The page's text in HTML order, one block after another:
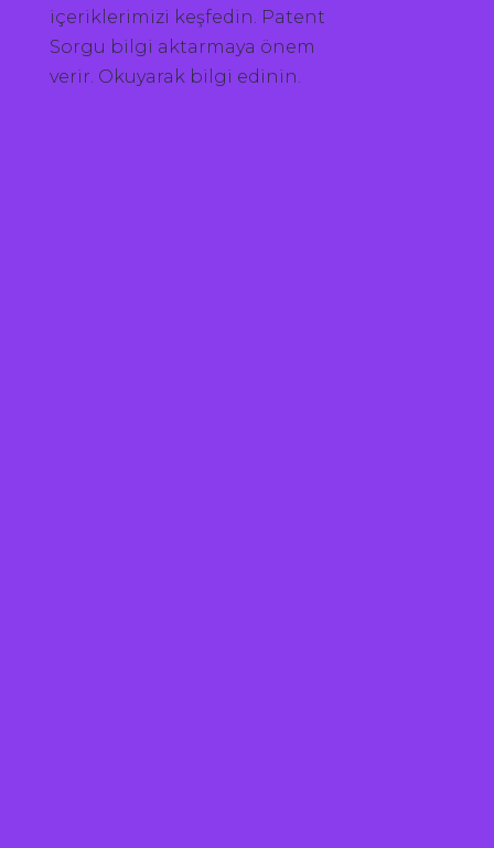
içeriklerimizi keşfedin. Patent
Sorgu bilgi aktarmaya önem
verir. Okuyarak bilgi edinin.